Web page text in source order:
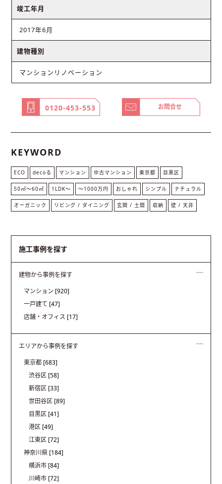
竣工年月
2017年6月
建物種別
マンションリノベーション
0120-453-553 お問合せ
KEYWORD
ECO decoる マンション 中古マンション 東京都 目黒区
50㎡〜60㎡ 1LDK〜 〜1000万円 おしゃれ シンプル ナチュラル
オーガニック リビング / ダイニング 玄関 / 土間 収納 壁 / 天井
施工事例を探す
建物から事例を探す
マンション [920]
一戸建て [47]
店舗・オフィス [17]
エリアから事例を探す
東京都 [683]
渋谷区 [58]
新宿区 [33]
世田谷区 [89]
目黒区 [41]
港区 [49]
江東区 [72]
神奈川県 [184]
横浜市 [84]
川崎市 [72]